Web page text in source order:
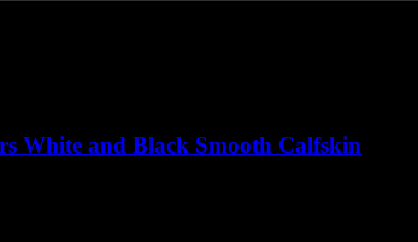
White and Black Smooth Calfskin